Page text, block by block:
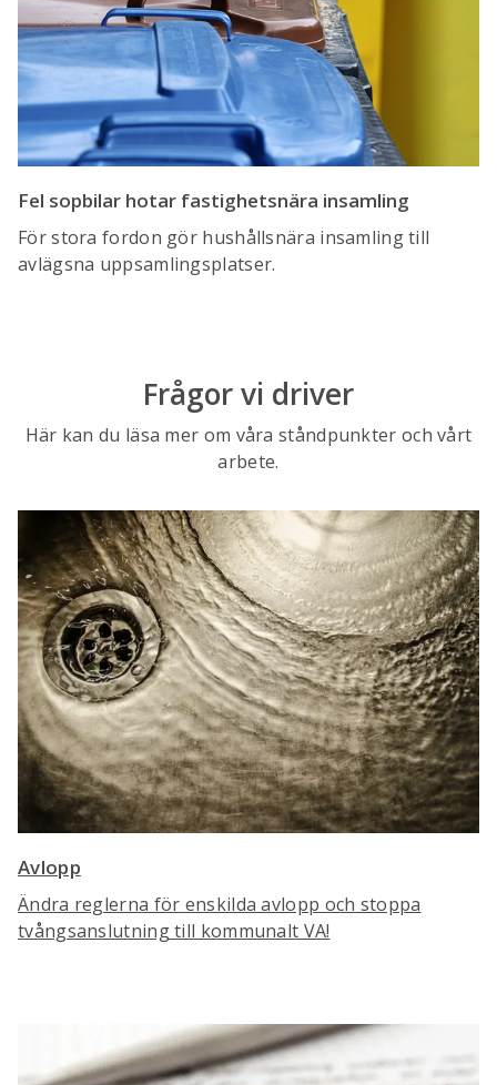
Fel sopbilar hotar fastighetsnära insamling
För stora fordon gör hushållsnära insamling till
avlägsna uppsamlingsplatser.
Frågor vi driver
Här kan du läsa mer om våra ståndpunkter och vårt
arbete.
Avlopp
Ändra reglerna för enskilda avlopp och stoppa
tvångsanslutning till kommunalt VA!